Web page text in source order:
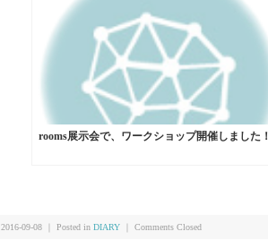
rooms展示会で、ワークショップ開催しました！
2016-09-08 ｜ Posted in DIARY Comments Closed